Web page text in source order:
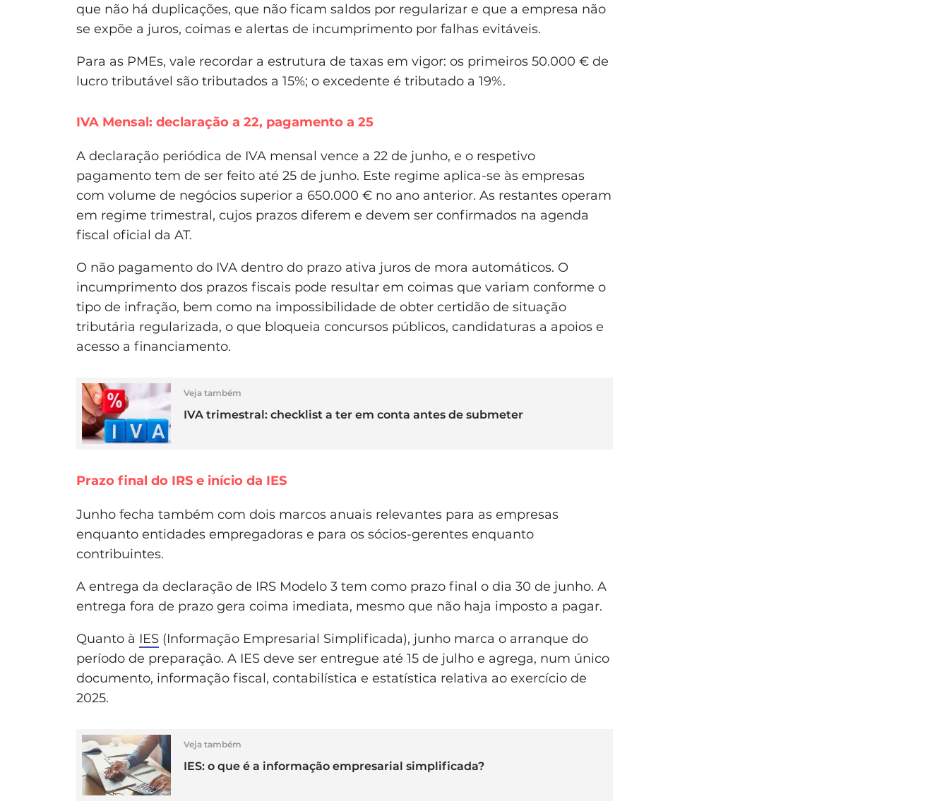
que não há duplicações, que não ficam saldos por regularizar e que a empresa não
se expõe a juros, coimas e alertas de incumprimento por falhas evitáveis.
Para as PMEs, vale recordar a estrutura de taxas em vigor: os primeiros 50.000 € de
lucro tributável são tributados a 15%; o excedente é tributado a 19%.
IVA Mensal: declaração a 22, pagamento a 25
A declaração periódica de IVA mensal vence a 22 de junho, e o respetivo
pagamento tem de ser feito até 25 de junho. Este regime aplica-se às empresas
com volume de negócios superior a 650.000 € no ano anterior. As restantes operam
em regime trimestral, cujos prazos diferem e devem ser confirmados na agenda
fiscal oficial da AT.
O não pagamento do IVA dentro do prazo ativa juros de mora automáticos. O
incumprimento dos prazos fiscais pode resultar em coimas que variam conforme o
tipo de infração, bem como na impossibilidade de obter certidão de situação
tributária regularizada, o que bloqueia concursos públicos, candidaturas a apoios e
acesso a financiamento.
Veja também
IVA trimestral: checklist a ter em conta antes de submeter
Prazo final do IRS e início da IES
Junho fecha também com dois marcos anuais relevantes para as empresas
enquanto entidades empregadoras e para os sócios-gerentes enquanto
contribuintes.
A entrega da declaração de IRS Modelo 3 tem como prazo final o dia 30 de junho. A
entrega fora de prazo gera coima imediata, mesmo que não haja imposto a pagar.
Quanto à IES (Informação Empresarial Simplificada), junho marca o arranque do
período de preparação. A IES deve ser entregue até 15 de julho e agrega, num único
documento, informação fiscal, contabilística e estatística relativa ao exercício de
2025.
Veja também
IES: o que é a informação empresarial simplificada?